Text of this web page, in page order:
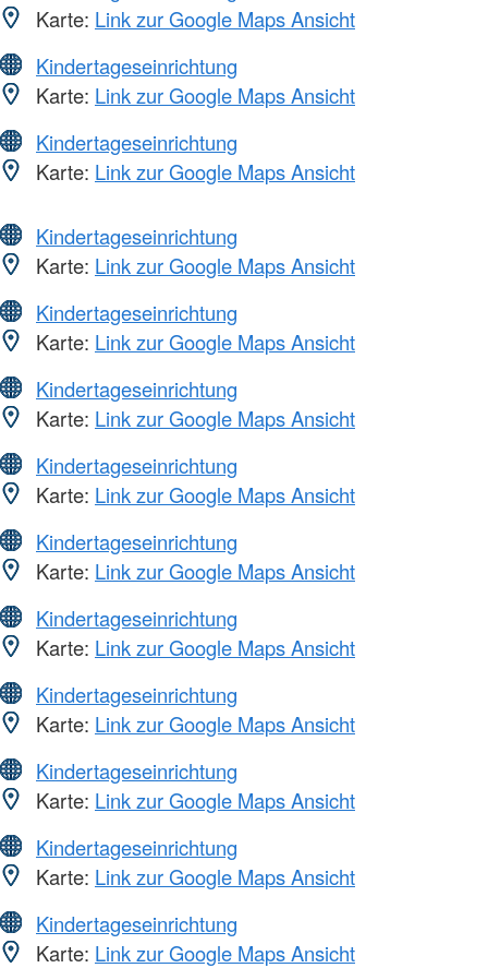
Karte: Link zur Google Maps Ansicht
Kindertageseinrichtung
Karte: Link zur Google Maps Ansicht
Kindertageseinrichtung
Karte: Link zur Google Maps Ansicht
Kindertageseinrichtung
Karte: Link zur Google Maps Ansicht
Kindertageseinrichtung
Karte: Link zur Google Maps Ansicht
Kindertageseinrichtung
Karte: Link zur Google Maps Ansicht
Kindertageseinrichtung
Karte: Link zur Google Maps Ansicht
Kindertageseinrichtung
Karte: Link zur Google Maps Ansicht
Kindertageseinrichtung
Karte: Link zur Google Maps Ansicht
Kindertageseinrichtung
Karte: Link zur Google Maps Ansicht
Kindertageseinrichtung
Karte: Link zur Google Maps Ansicht
Kindertageseinrichtung
Karte: Link zur Google Maps Ansicht
Kindertageseinrichtung
Karte: Link zur Google Maps Ansicht